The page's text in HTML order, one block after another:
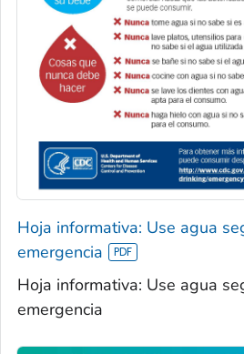
Hoja informativa: Use agua
emergencia
Hoja informativa: Use agua
emergencia